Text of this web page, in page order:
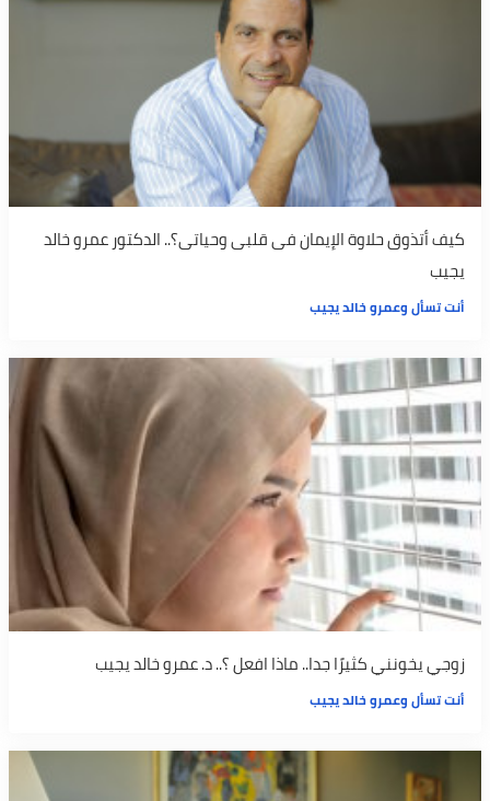
كيف أتذوق حلاوة الإيمان فى قلبى وحياتى؟.. الدكتور عمرو خالد
يجيب
أنت تسأل وعمرو خالد يجيب
زوجي يخونني كثيرًا جدا.. ماذا افعل ؟.. د. عمرو خالد يجيب
أنت تسأل وعمرو خالد يجيب